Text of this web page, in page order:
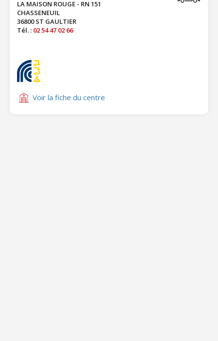
LA MAISON ROUGE - RN 151
CHASSENEUIL
36800 ST GAULTIER
Tél. : 02 54 47 02 66
Voir la fiche du centre